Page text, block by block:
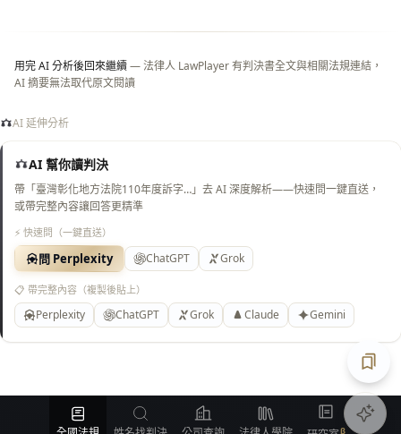
用完 AI 分析後回來繼續— 法律人 LawPlayer 有判決書全文與相關法規連結，
AI 摘要無法取代原文閱讀
AI 延伸分析
AI 幫你讀判決
帶「臺灣彰化地方法院110年度訴字…」去 AI 深度解析——快速問一鍵直送，
或帶完整內容讓回答更精準
⚡ 快速問（一鍵直送）
問 Perplexity ChatGPT Grok
📋 帶完整內容（複製後貼上）
Perplexity ChatGPT Grok Claude Gemini
匯